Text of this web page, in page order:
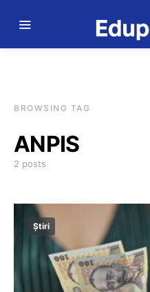
BROWSING TAG
ANPIS
2 posts
Știri